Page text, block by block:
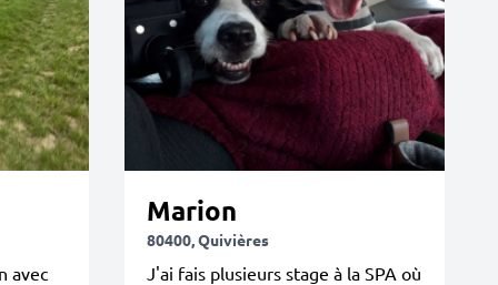
avec
Marion
80400, Quivières
J'ai fais plusieurs stage à la SPA où